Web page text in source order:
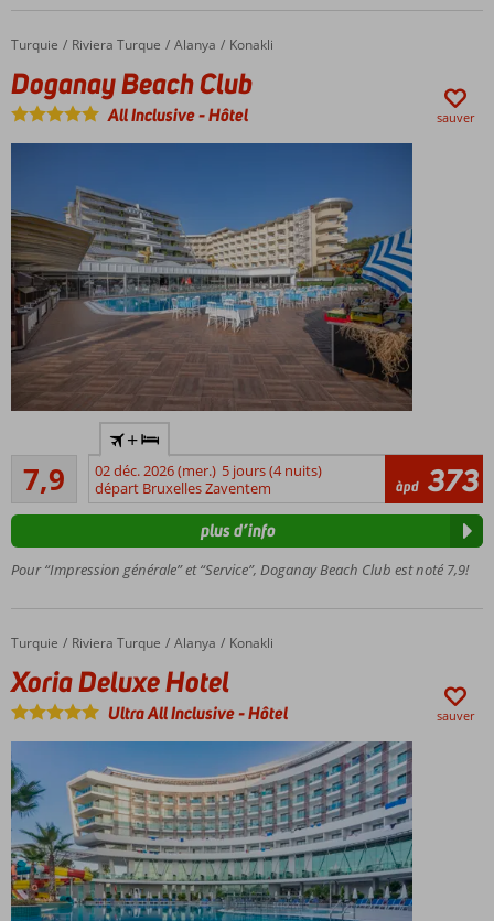
Choix de
divers
et bars
De
et grands
Un
merveilleux
centre de
spa
Accueil
Turquie Riviera Turque Alanya Konakli
Doganay Beach Club
Doganay Beach Club
All Inclusive-Hôtel sauver
Directement
sur la plage
privée
Piscine
avec
Wifi
Divers
restaurants
7,9
29
commentaires
+
02 déc. 2026 (mer.) 5 jours (4 nuits)
départ Bruxelles Zaventem
àpd 373
Pour “Impression générale” et “Service”, Doganay Beach Club est noté 7,9!
plus d’info
Accueil
Turquie Riviera Turque Alanya Konakli
Xoria Deluxe Hotel
Xoria Deluxe Hotel
Ultra All Inclusive-Hôtel sauver